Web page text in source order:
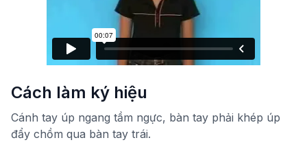
Cách làm ký hiệu
Cánh tay úp ngang tầm ngực, bàn tay phải khép úp
đẩy chồm qua bàn tay trái.